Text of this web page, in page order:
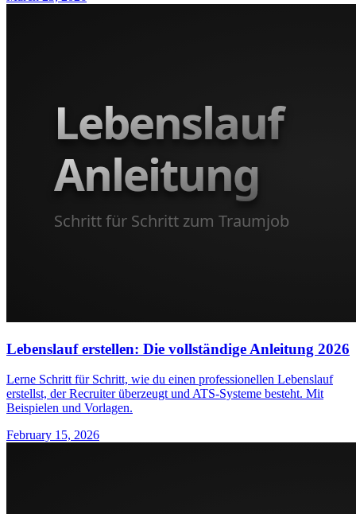
Lebenslauf erstellen: Die vollständige Anleitung 2026
Lerne Schritt für Schritt, wie du einen professionellen Lebenslauf
erstellst, der Recruiter überzeugt und ATS-Systeme besteht. Mit
Beispielen und Vorlagen.
February 15, 2026